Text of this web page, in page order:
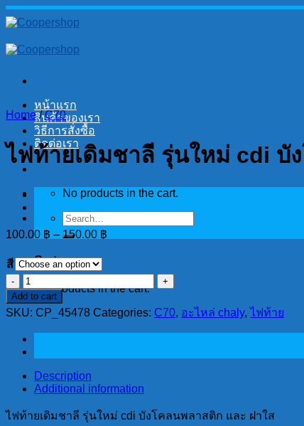
Skip
to
หน้าแรก
สินค้าของเรา
วิธีการสั่งซื้อ
ติดต่อเรา
No products in the cart.
Search
for:
Cart
No products in the cart.
Home / C70
ไฟท้ายเดิมชาลี รุ่นใหม่ cdi บั
100.00 ฿ – 150.00 ฿
สี
ไฟ
ท้าย
เดิม
ชาลี
รุ่น
ใหม่
cdi
พลาสติก
Add to cart
SKU: CP_45478 Categories: C70, อะไหล่ chaly,ไฟท้าย
Description
Additional information
ไฟท้ายเดิมชาลี รุ่นใหม่ cdi บังโคลนพลาสติก และ ฝาใส